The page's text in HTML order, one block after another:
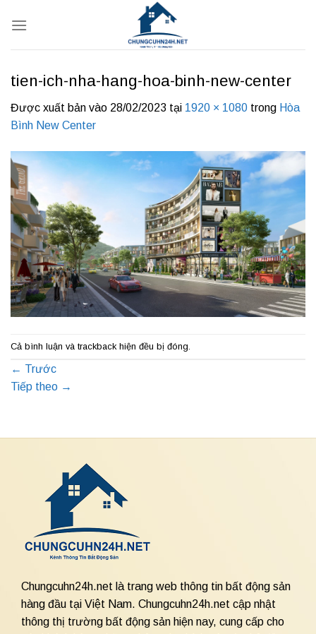
qua
tien-ich-nha-hang-hoa-binh-new-center
Được xuất bản vào 28/02/2023 tại 1920 × 1080 trong Hòa
Bình New Center
Cả bình luận và trackback hiện đều bị đóng.
← Trước
Tiếp theo →
Chungcuhn24h.net là trang web thông tin bất động sản
hàng đầu tại Việt Nam. Chungcuhn24h.net cập nhật
thông thị trường bất động sản hiện nay, cung cấp cho